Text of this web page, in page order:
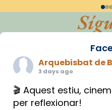
Arquebisbat de
3 days ago
🎬 Aquest estiu,
per reflexionar!